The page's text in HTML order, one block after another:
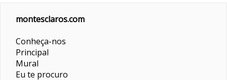
montesclaros.com
Conheça-nos
Principal
Mural
Eu te procuro